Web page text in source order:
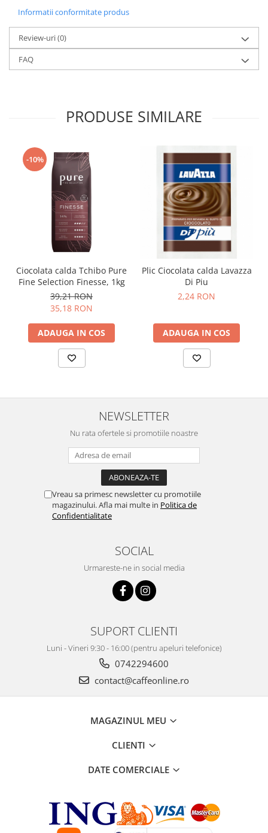
Informatii conformitate produs
Review-uri(0)
FAQ
PRODUSE SIMILARE
-10%
Ciocolata calda Tchibo Pure
Fine Selection Finesse, 1kg
39,21 RON
35,18 RON
ADAUGA IN COS
Plic Ciocolata calda Lavazza
Di Piu
2,24 RON
ADAUGA IN COS
NEWSLETTER
Nu rata ofertele si promotiile noastre
Vreau sa primesc newsletter cu promotiile
magazinului. Afla mai multe in Politica de
Confidentialitate
SOCIAL
Urmareste-ne in social media
SUPORT CLIENTI
Luni - Vineri 9:30 - 16:00 (pentru apeluri telefonice)
0742294600
contact@caffeonline.ro
MAGAZINUL MEU
CLIENTI
DATE COMERCIALE